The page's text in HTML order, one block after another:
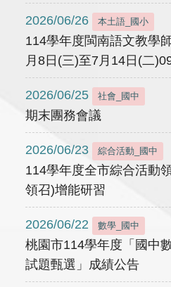
2026/06/26 本土語_國小
114學年度閩南語文教學
月8日(三)至7月14日(二
2026/06/25 社會_國中
期末團務會議
2026/06/23 綜合活動_國中
114學年度全市綜合活動
領召)增能研習
2026/06/22 數學_國中
桃園市114學年度「國中
試題甄選」成績公告